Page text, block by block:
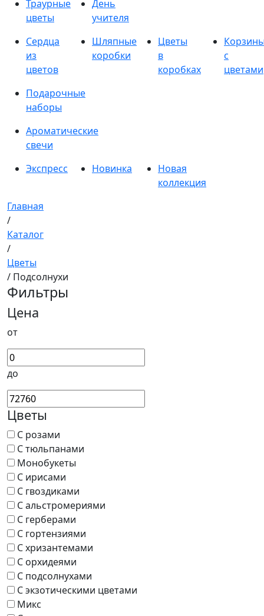
Траурные
цветы
День
учителя
Сердца
из
цветов
Шляпные
коробки
Цветы
в
коробках
с
цветами
Подарочные
наборы
Ароматические
свечи
Экспресс
Новинка
Новая
коллекция
Главная
/
Каталог
/
Цветы
/ Подсолнухи
Фильтры
Цена
от
до
Цветы
С розами
С тюльпанами
Монобукеты
С ирисами
С гвоздиками
С альстромериями
С герберами
С гортензиями
С хризантемами
С орхидеями
С подсолнухами
С экзотическими цветами
Микс